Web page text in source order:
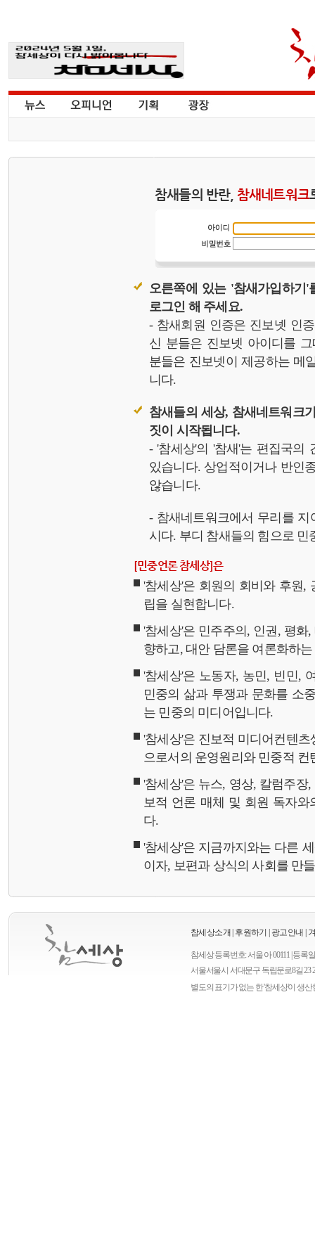
참새들의 반란, 참새네트워크
오른쪽에 있는 '참새가입하기
로그인 해 주세요.
- 참새회원 인증은 진보넷 인
신 분들은 진보넷 아이디를
분들은 진보넷이 제공하는 메
니다.
참새들의 세상, 참새네트워크
짓이 시작됩니다.
- '참세상'의 '참새'는 편집국의
있습니다. 상업적이거나 반인
않습니다.
- 참새네트워크에서 무리를
시다. 부디 참새들의 힘으로 민
[민중언론 참세상]은
'참세상'은 회원의 회비와 후원,
립을 실현합니다.
'참세상'은 민주주의, 인권, 평
향하고, 대안 담론을 여론화하
'참세상'은 노동자, 농민, 빈민,
민중의 삶과 투쟁과 문화를 소
는 민중의 미디어입니다.
'참세상'은 진보적 미디어컨텐
으로서의 운영원리와 민중적
'참세상'은 뉴스, 영상, 칼럼주
보적 언론 매체 및 회원 독자와
다.
'참세상'은 지금까지와는 다른
이자, 보편과 상식의 사회를 만
참세상소개 후원하기 광고안내
참세상 등록번호: 서울 아 00111 | 등록
서울서울시 서대문구 독립문로8길 23
별도의 표기가 없는 한 '참세상'이 생